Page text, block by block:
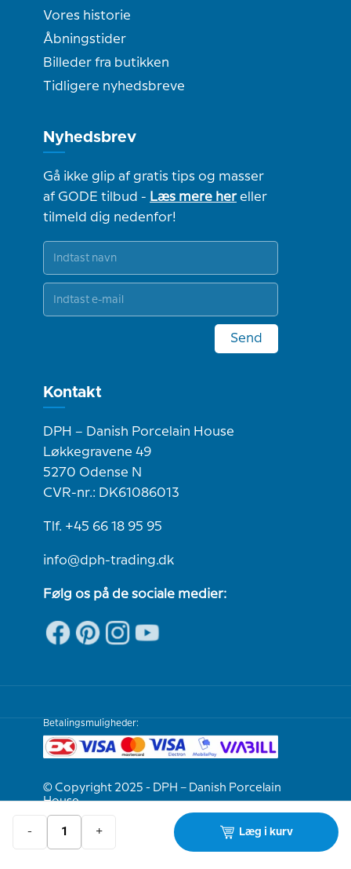
- + Læg i kurv
Vores historie
Åbningstider
Billeder fra butikken
Tidligere nyhedsbreve
Nyhedsbrev
Gå ikke glip af gratis tips og masser
af GODE tilbud - Læs mere hereller
tilmeld dig nedenfor!
Send
Kontakt
DPH – Danish Porcelain House
Løkkegravene 49
5270 Odense N
CVR-nr.: DK61086013
Tlf. +45 66 18 95 95
info@dph-trading.dk
Følg os på de sociale medier:
Betalingsmuligheder:
© Copyright 2025 - DPH – Danish Porcelain
House